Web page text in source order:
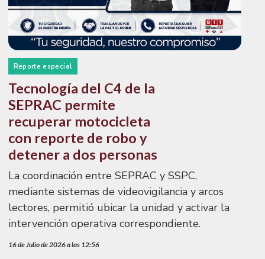
Reporte especial
Tecnología del C4 de la
SEPRAC permite
recuperar motocicleta
con reporte de robo y
detener a dos personas
La coordinación entre SEPRAC y SSPC,
mediante sistemas de videovigilancia y arcos
lectores, permitió ubicar la unidad y activar la
intervención operativa correspondiente.
16 de Julio de 2026 a las 12:56